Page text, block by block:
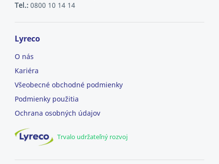
Tel.: 0800 10 14 14
Lyreco
O nás
Kariéra
Všeobecné obchodné podmienky
Podmienky použitia
Ochrana osobných údajov
Trvalo udržateľný rozvoj